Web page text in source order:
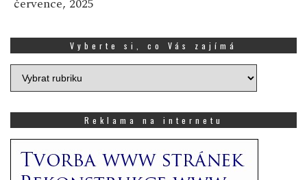
Vyberte si, co Vás zajímá
Vyberte
si,
zajímá
Reklama na internetu